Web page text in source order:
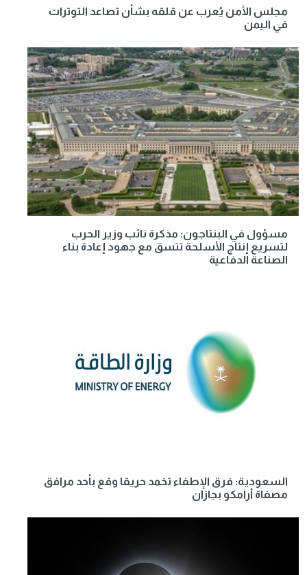
مجلس الأمن يُعرب عن قلقه بشأن تصاعد التوترات
في اليمن
مسؤول في البنتاجون: مذكرة نائب وزير الحرب
لتسريع إنتاج الأسلحة تتسق مع جهود إعادة بناء
الصناعة الدفاعية
السعودية: فرق الإطفاء تخمد حريقا وقع بأحد مرافق
مصفاة أرامكو بجازان